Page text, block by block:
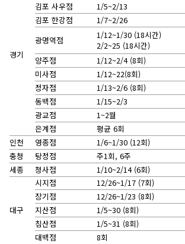
경기
김포 사우점
1/5~2/13
김포 한강점
1/7~2/26
광명역점
1/12~1/30 (18시간)
2/2~25 (18시간)
양주점
1/12~2/4 (8회)
미사점
1/12~22(8회)
정자점
1/13~2/6 (8회)
동백점
1/15~2/3
광교점
1~2월
은계점
평균 6회
인천
영종점 1/6~1/30 (12회)
충청
탕정점 주1회, 6주
세종
청사점 1/10~2/14 (6회)
대구
시지점 12/26~1/17 (7회)
장기점
12/26~1/23 (8회)
지산점
1/5~30 (8회)
침산점
1/5~31 (8회)
대백점
8회